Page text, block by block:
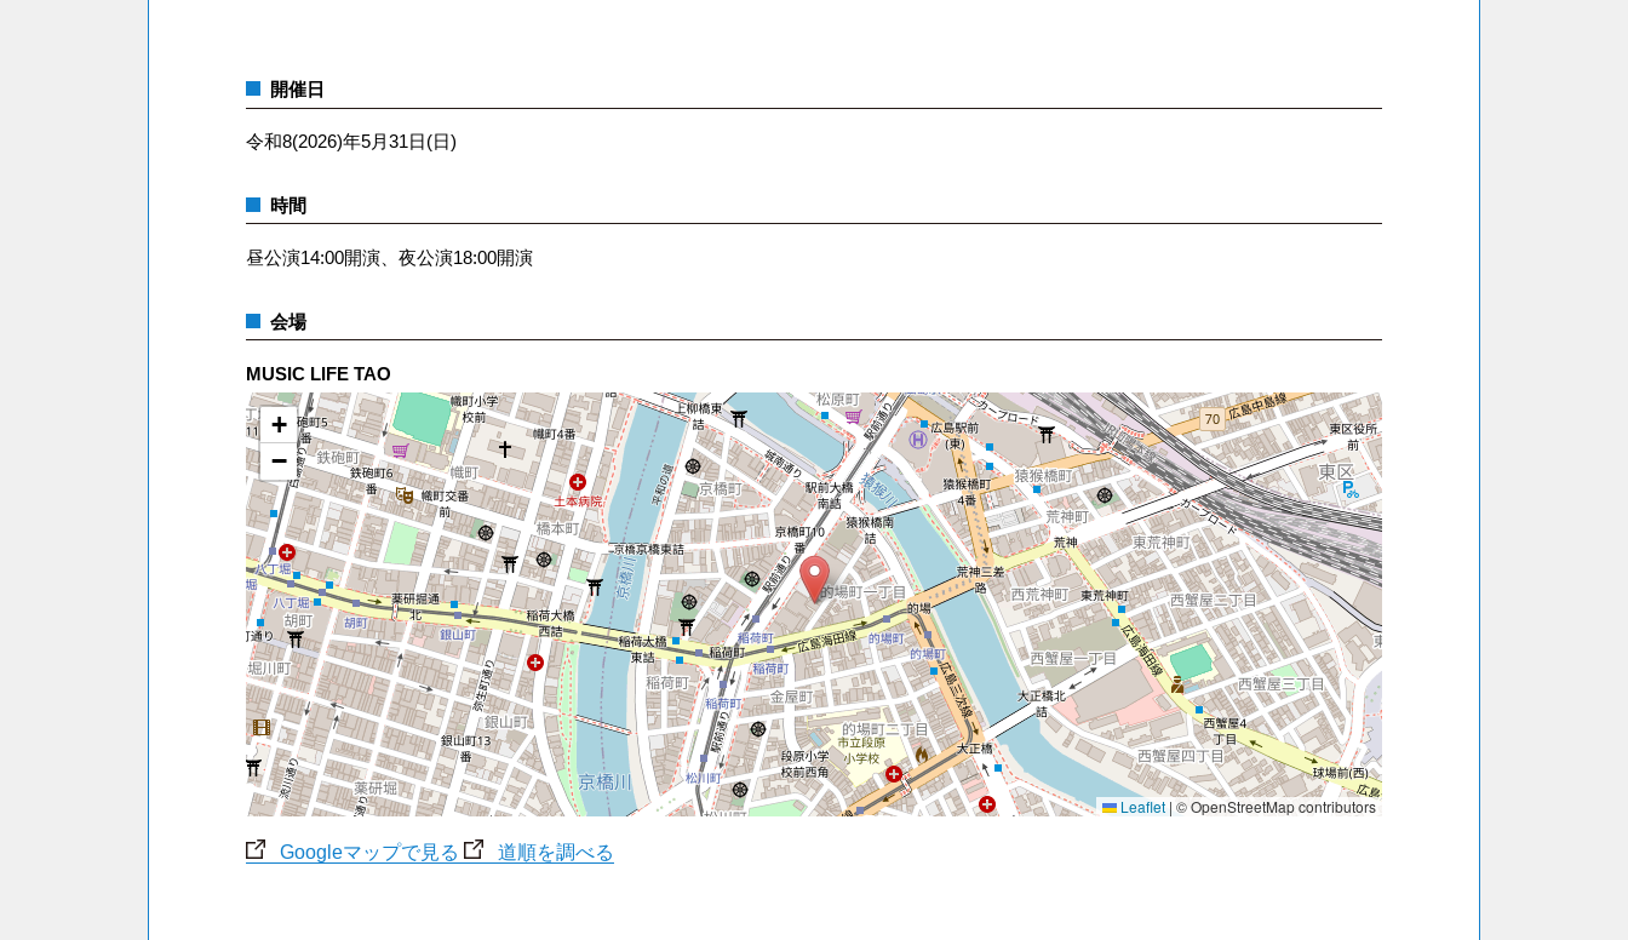
開催日
令和8(2026)年5月31日(日)
時間
昼公演14:00開演、夜公演18:00開演
会場
MUSIC LIFE TAO
+
−
Leaflet | © OpenStreetMap contributors
Googleマップで見る 道順を調べる